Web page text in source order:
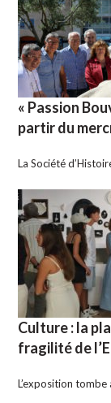
« Passion
partir du
La Société
Culture : la
fragilité de
L’exposition